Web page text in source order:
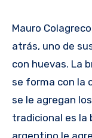
Mauro
atrás, uno de
con huevas. La
se forma con la
se le agregan
tradicional es la